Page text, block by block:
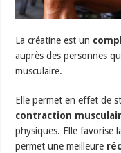
La créatine est un
auprès des personnes
musculaire.
Elle permet en effet de
contraction
physiques. Elle favorise
permet une meilleure